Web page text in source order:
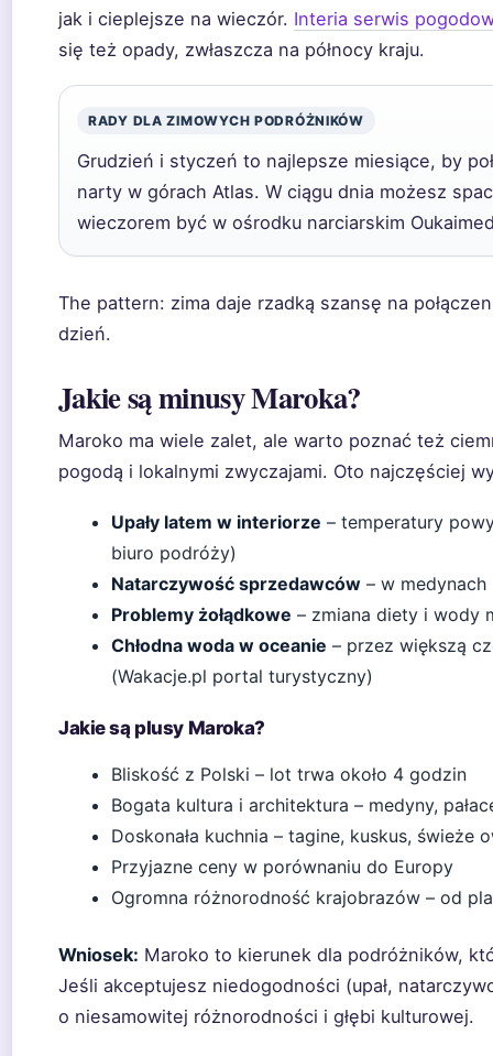
jak i cieplejsze na wieczór. Interia serwis
się też opady, zwłaszcza na północy kraju.
RADY DLA ZIMOWYCH PODRÓŻNIKÓW
Grudzień i styczeń to najlepsze miesiące, by
narty w górach Atlas. W ciągu dnia możesz
wieczorem być w ośrodku narciarskim
The pattern: zima daje rzadką szansę na
dzień.
Jakie są minusy Maroka?
Maroko ma wiele zalet, ale warto poznać też
pogodą i lokalnymi zwyczajami. Oto najczęściej
Upały latem w interiorze – temperatury
biuro podróży)
Natarczywość sprzedawców – w
Problemy żołądkowe – zmiana diety i wody
Chłodna woda w oceanie – przez większą
(Wakacje.pl portal turystyczny)
Jakie są plusy Maroka?
Bliskość z Polski – lot trwa około 4 godzin
Bogata kultura i architektura – medyny,
Doskonała kuchnia – tagine, kuskus, świeże
Przyjazne ceny w porównaniu do Europy
Ogromna różnorodność krajobrazów – od
Wniosek: Maroko to kierunek dla podróżników,
Jeśli akceptujesz niedogodności (upał,
o niesamowitej różnorodności i głębi kulturowej.